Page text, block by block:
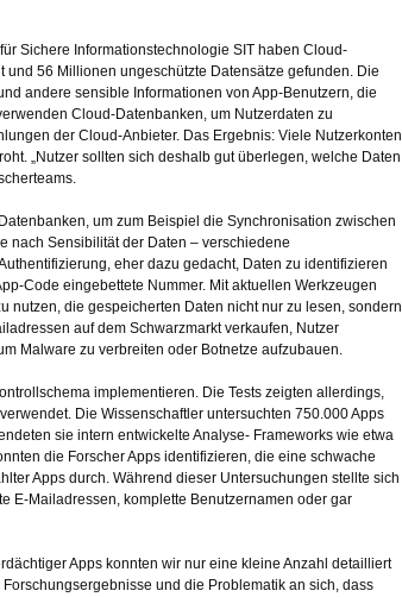
Sichere Informationstechnologie SIT haben Cloud-
und 56 Millionen ungeschützte Datensätze gefunden. Die
andere sensible Informationen von App-Benutzern, die
Cloud-Datenbanken, um Nutzerdaten zu
der Cloud-Anbieter. Das Ergebnis: Viele Nutzerkonten
„Nutzer sollten sich deshalb gut überlegen, welche Daten
um zum Beispiel die Synchronisation zwischen
nach Sensibilität der Daten – verschiedene
eher dazu gedacht, Daten zu identifizieren
Code eingebettete Nummer. Mit aktuellen Werkzeugen
nutzen, die gespeicherten Daten nicht nur zu lesen, sondern
auf dem Schwarzmarkt verkaufen, Nutzer
Malware zu verbreiten oder Botnetze aufzubauen.
implementieren. Die Tests zeigten allerdings,
Die Wissenschaftler untersuchten 750.000 Apps
sie intern entwickelte Analyse- Frameworks wie etwa
die Forscher Apps identifizieren, die eine schwache
Apps durch. Während dieser Untersuchungen stellte sich
E-Mailadressen, komplette Benutzernamen oder gar
Apps konnten wir nur eine kleine Anzahl detailliert
und die Problematik an sich, dass